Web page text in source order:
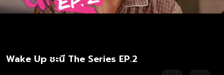
Wake Up ชะนี The Series EP.2